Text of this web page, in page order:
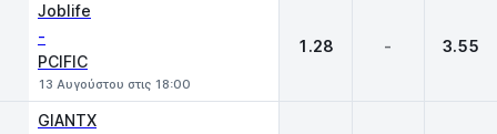
Joblife
-
PCIFIC
13 Αυγούστου στις 18:00
1.28 - 3.55
GIANTX